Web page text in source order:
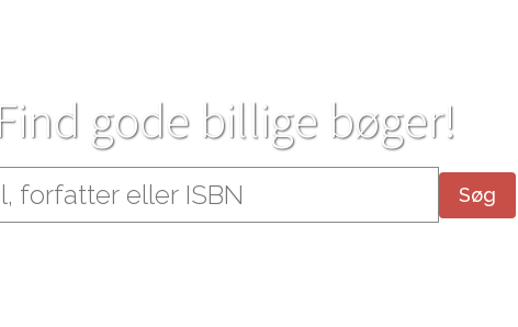
Find gode billige bøger!
Søg